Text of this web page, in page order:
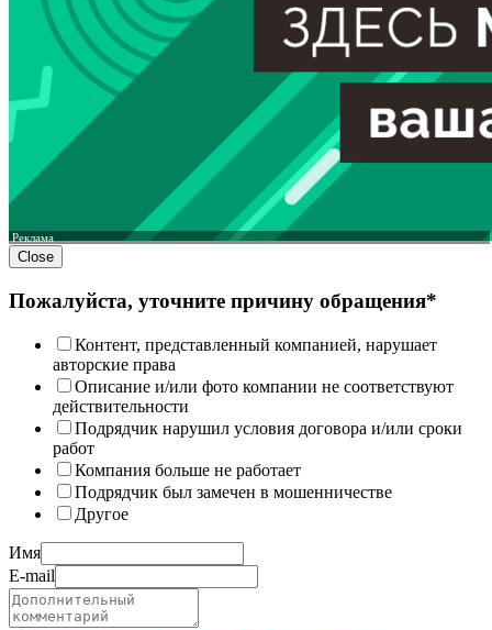
Реклама
Close
Пожалуйста, уточните причину обращения*
Контент, представленный компанией, нарушает
авторские права
Описание и/или фото компании не соответствуют
действительности
Подрядчик нарушил условия договора и/или сроки
работ
Компания больше не работает
Подрядчик был замечен в мошенничестве
Другое
Имя
E-mail